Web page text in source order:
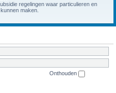
regelingen waar particulieren en
maken.
Onthouden